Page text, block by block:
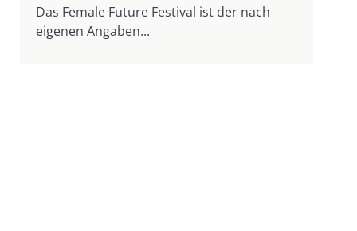
Das Female Future Festival ist der nach
eigenen Angaben...